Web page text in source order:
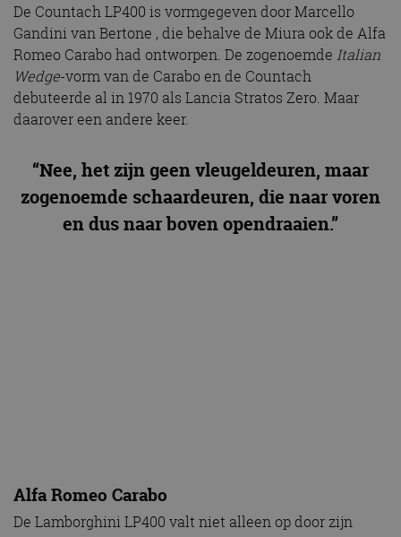
De Countach LP400 is vormgegeven door Marcello
Gandini van Bertone , die behalve de Miura ook de Alfa
Romeo Carabo had ontworpen. De zogenoemde Italian
Wedge-vorm van de Carabo en de Countach
debuteerde al in 1970 als Lancia Stratos Zero. Maar
daarover een andere keer.
“Nee, het zijn geen vleugeldeuren, maar
zogenoemde schaardeuren, die naar voren
en dus naar boven opendraaien.”
Alfa Romeo Carabo
De Lamborghini LP400 valt niet alleen op door zijn